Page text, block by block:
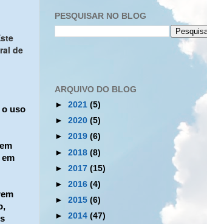
de
o uso
PESQUISAR NO BLOG
ARQUIVO DO BLOG
► 2021 (5)
► 2020 (5)
► 2019 (6)
► 2018 (8)
► 2017 (15)
► 2016 (4)
► 2015 (6)
► 2014 (47)